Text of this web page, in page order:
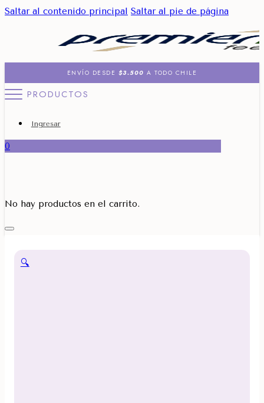
Saltar al contenido principal Saltar al pie de página
ENVÍO DESDE $3.500 A TODO CHILE
PRODUCTOS
Ingresar
0
No hay productos en el carrito.
🔍